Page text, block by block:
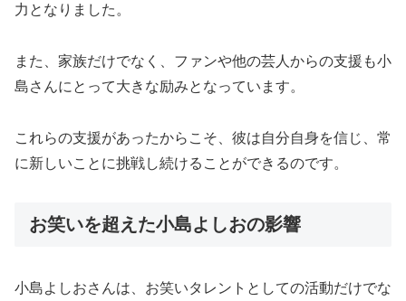
力となりました。
また、家族だけでなく、ファンや他の芸人からの支援も小
島さんにとって大きな励みとなっています。
これらの支援があったからこそ、彼は自分自身を信じ、常
に新しいことに挑戦し続けることができるのです。
お笑いを超えた小島よしおの影響
小島よしおさんは、お笑いタレントとしての活動だけでな